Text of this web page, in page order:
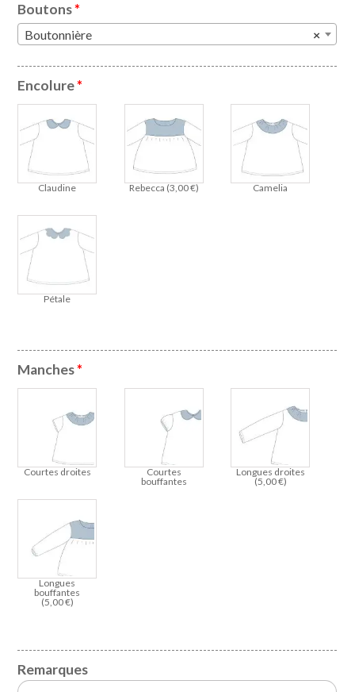
Boutons*
×
Boutonnière
Encolure*
Claudine Rebecca (3,00€) Camelia
Pétale
Manches*
Courtes droites
Courtes
bouffantes
Longues droites
(5,00€)
Longues
bouffantes
(5,00€)
Remarques